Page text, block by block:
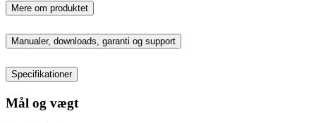
Mere om produktet
Manualer, downloads, garanti og support
Specifikationer
Mål og vægt